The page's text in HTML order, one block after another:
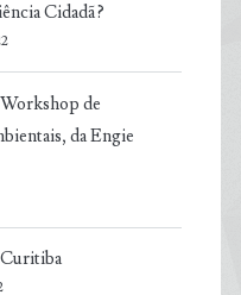
Cidadã?
de
da Engie